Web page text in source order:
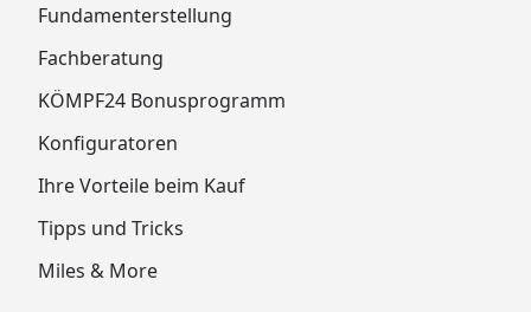
Fundamenterstellung
Fachberatung
KÖMPF24 Bonusprogramm
Konfiguratoren
Ihre Vorteile beim Kauf
Tipps und Tricks
Miles & More